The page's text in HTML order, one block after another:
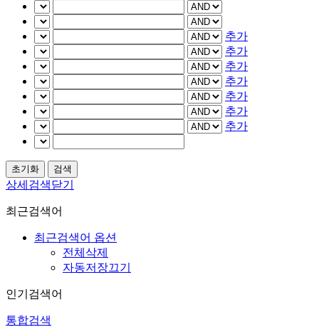
추가
추가
추가
추가
추가
추가
추가
상세검색닫기
최근검색어
최근검색어 옵션
전체삭제
자동저장끄기
인기검색어
통합검색